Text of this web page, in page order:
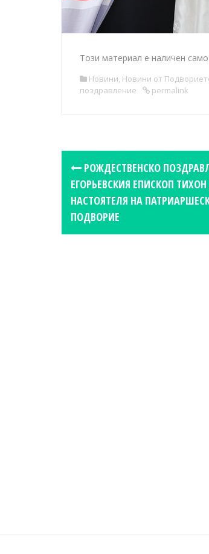
Този материал е наличен
Новини, Новини от
поздравление
permalink
n
РОЖДЕСТВЕНСКО
ЕГОРЬЕВСКИЯ ЕПИСКОП
НАСТОЯТЕЛЯ НА
ПОДВОРИЕ